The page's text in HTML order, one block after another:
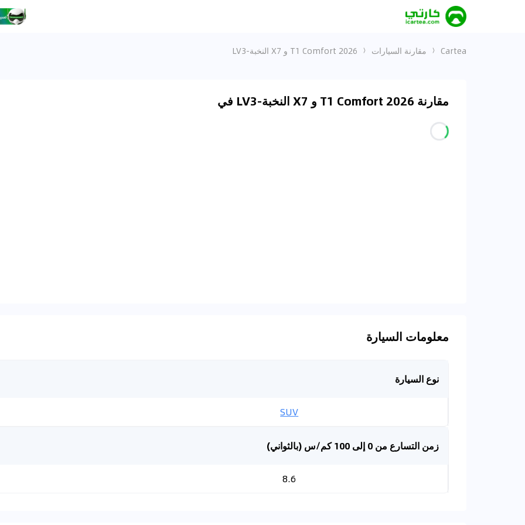
Cartea مقارنة السيارات T1 Comfort 2026 و X7 النخبة-LV3
مقارنة T1 Comfort 2026 و X7 النخبة-LV3 في
معلومات السيارة
نوع السيارة
SUV
زمن التسارع من 0 إلى 100 كم/س (بالثواني)
8.6